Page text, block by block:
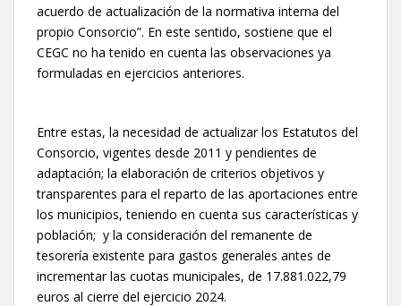
acuerdo de actualización de la normativa interna del
propio Consorcio”. En este sentido, sostiene que el
CEGC no ha tenido en cuenta las observaciones ya
formuladas en ejercicios anteriores.
Entre estas, la necesidad de actualizar los Estatutos del
Consorcio, vigentes desde 2011 y pendientes de
adaptación; la elaboración de criterios objetivos y
transparentes para el reparto de las aportaciones entre
los municipios, teniendo en cuenta sus características y
población; y la consideración del remanente de
tesorería existente para gastos generales antes de
incrementar las cuotas municipales, de 17.881.022,79
euros al cierre del ejercicio 2024.